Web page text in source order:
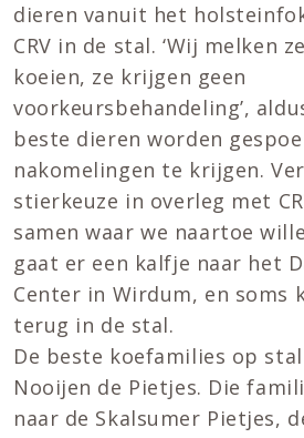
dieren vanuit het
CRV in de stal. ‘Wij melken
koeien, ze krijgen geen
voorkeursbehandeling’,
beste dieren worden
nakomelingen te krijgen.
stierkeuze in overleg met
samen waar we naartoe
gaat er een kalfje naar het
Center in Wirdum, en soms
terug in de stal.
De beste koefamilies op
Nooijen de Pietjes. Die
naar de Skalsumer Pietjes,